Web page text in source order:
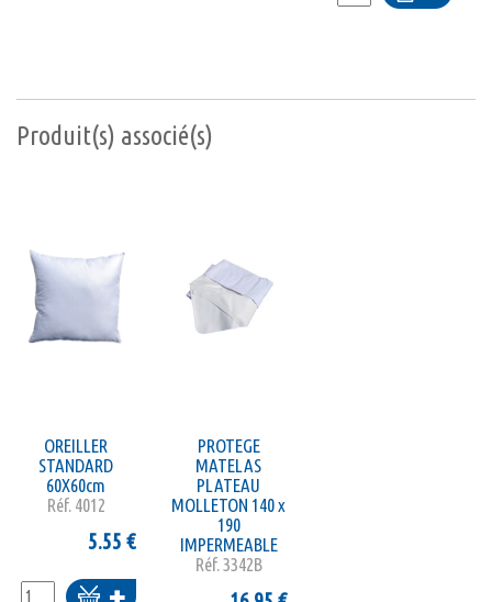
au
Produit(s) associé(s)
OREILLER
STANDARD
60X60cm
Réf. 4012
5.55 €
Ajouter
PROTEGE
MATELAS
PLATEAU
MOLLETON 140 x
190
IMPERMEABLE
Réf.3342B